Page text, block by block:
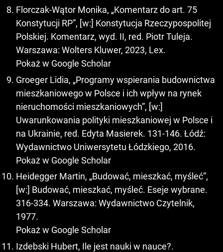
Florczak-Wątor Monika, „Komentarz do art. 75
Konstytucji RP”, [w:] Konstytucja Rzeczypospolitej
Polskiej. Komentarz, wyd. II, red. Piotr Tuleja.
Warszawa: Wolters Kluwer, 2023, Lex.
Pokaż w Google Scholar
Groeger Lidia, „Programy wspierania budownictwa
mieszkaniowego w Polsce i ich wpływ na rynek
nieruchomości mieszkaniowych”, [w:]
Uwarunkowania polityki mieszkaniowej w Polsce i
na Ukrainie, red. Edyta Masierek. 131-146. Łódź:
Wydawnictwo Uniwersytetu Łódzkiego, 2016.
Pokaż w Google Scholar
Heidegger Martin, „Budować, mieszkać, myśleć”,
[w:] Budować, mieszkać, myśleć. Eseje wybrane.
316-334. Warszawa: Wydawnictwo Czytelnik,
1977.
Pokaż w Google Scholar
Izdebski Hubert, Ile jest nauki w nauce?.